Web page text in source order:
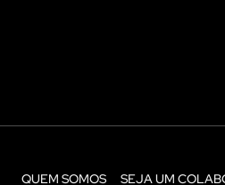
QUEM SOMOS SEJA UM